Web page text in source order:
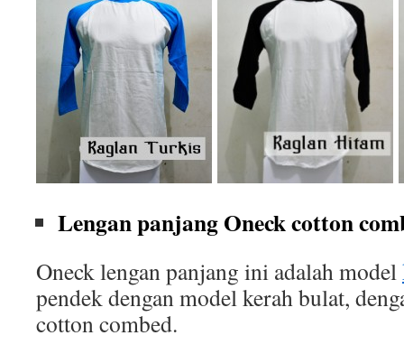
Lengan panjang Oneck cotton
Oneck lengan panjang ini adalah model
pendek dengan model kerah bulat,
cotton combed.